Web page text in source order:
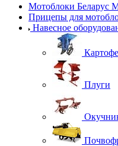
Мотоблоки Беларус
Прицепы для
Навесное
Плуги